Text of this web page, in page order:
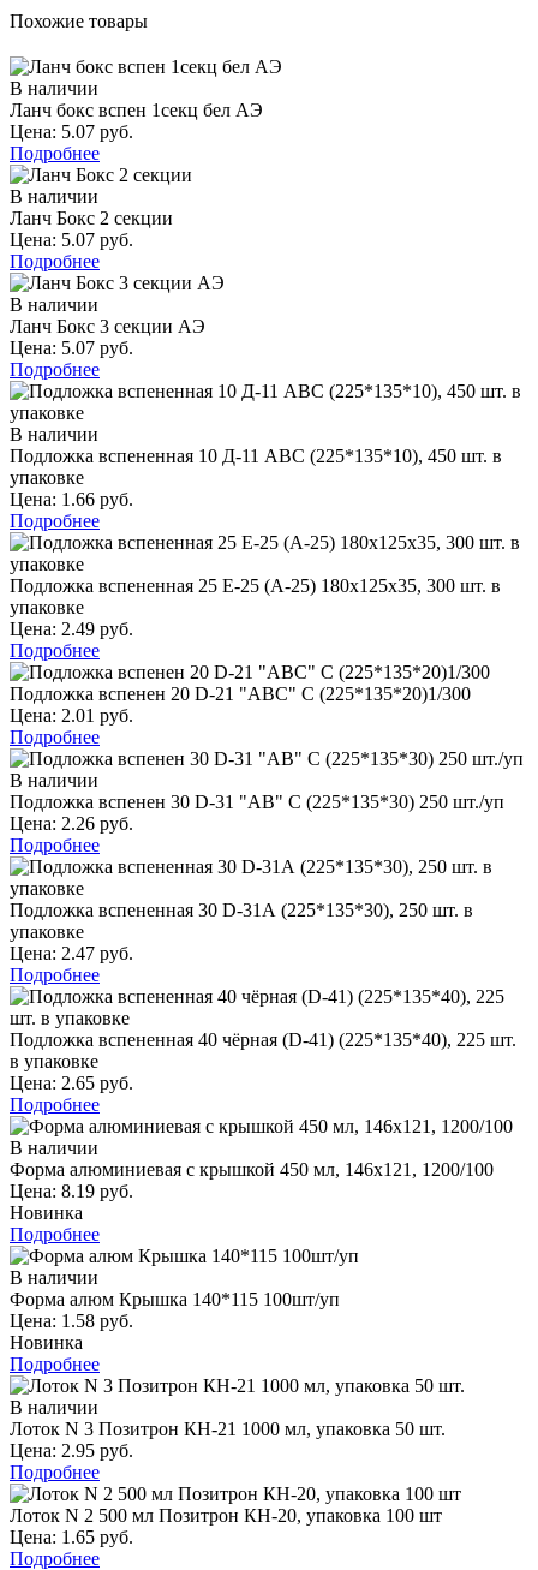
Похожие товары
В наличии
Ланч бокс вспен 1секц бел АЭ
Цена: 5.07 руб.
Подробнее
В наличии
Ланч Бокс 2 секции
Цена: 5.07 руб.
Подробнее
В наличии
Ланч Бокс 3 секции АЭ
Цена: 5.07 руб.
Подробнее
В наличии
Подложка вспененная 10 Д-11 АВС (225*135*10), 450 шт. в
упаковке
Цена: 1.66 руб.
Подробнее
Подложка вспененная 25 Е-25 (А-25) 180х125х35, 300 шт. в
упаковке
Цена: 2.49 руб.
Подробнее
Подложка вспенен 20 D-21 "ABC" C (225*135*20)1/300
Цена: 2.01 руб.
Подробнее
В наличии
Подложка вспенен 30 D-31 "АВ" С (225*135*30) 250 шт./уп
Цена: 2.26 руб.
Подробнее
Подложка вспененная 30 D-31А (225*135*30), 250 шт. в
упаковке
Цена: 2.47 руб.
Подробнее
Подложка вспененная 40 чёрная (D-41) (225*135*40), 225 шт.
в упаковке
Цена: 2.65 руб.
Подробнее
В наличии
Форма алюминиевая с крышкой 450 мл, 146х121, 1200/100
Цена: 8.19 руб.
Новинка
Подробнее
В наличии
Форма алюм Крышка 140*115 100шт/уп
Цена: 1.58 руб.
Новинка
Подробнее
В наличии
Лоток N 3 Позитрон КН-21 1000 мл, упаковка 50 шт.
Цена: 2.95 руб.
Подробнее
Лоток N 2 500 мл Позитрон КН-20, упаковка 100 шт
Цена: 1.65 руб.
Подробнее